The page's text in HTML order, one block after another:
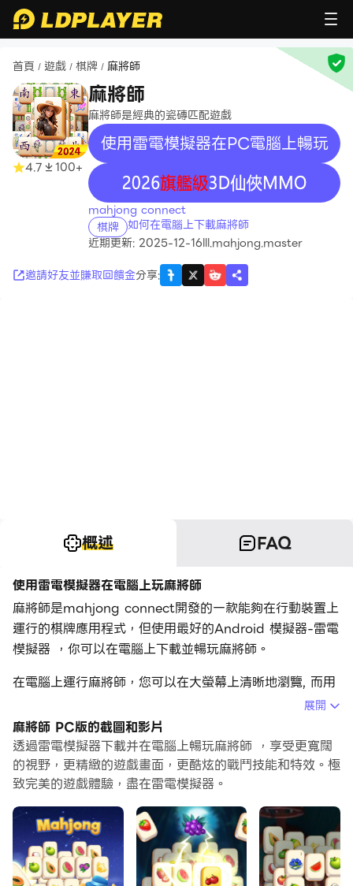
首頁 / 遊戲 / 棋牌 / 麻將師
4.7 100+
麻將師
麻將師是經典的瓷磚匹配遊戲
使用雷電模擬器在PC電腦上暢玩
recommend
mahjong connect
棋牌 如何在電腦上下載麻將師
近期更新: 2025-12-16lll.mahjong.master
邀請好友並賺取回饋金分享:
概述 FAQ
使用雷電模擬器在電腦上玩麻將師
麻將師是mahjong connect開發的一款能夠在行動裝置上
運行的棋牌應用程式，但使用最好的Android 模擬器-雷電
模擬器 ，你可以在電腦上下載並暢玩麻將師。
在電腦上運行麻將師，您可以在大螢幕上清晰地瀏覽, 而用
滑鼠和鍵盤操控應用程式比用觸摸屏鍵盤要快得多，同時你
將永遠不必擔心設備的電量問題。
通過多開和同步功能，你甚至可以在PC上運行多個應用程
式和帳戶。
而文件互傳功能讓分享圖像、影片和文件也變得非常容易。
下載麻將師並在PC上運行。享受PC端的大螢幕和高畫質畫
質吧!
展開
麻將師 PC版的截圖和影片
透過雷電模擬器下載并在電腦上暢玩麻將師 ，享受更寬闊
的視野，更精緻的遊戲畫面，更酷炫的戰鬥技能和特效。極
致完美的遊戲體驗，盡在雷電模擬器。